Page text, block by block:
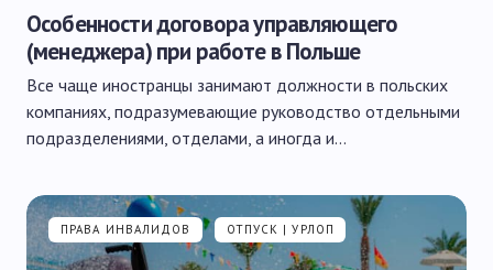
Особенности договора управляющего
(менеджера) при работе в Польше
Все чаще иностранцы занимают должности в польских
компаниях, подразумевающие руководство отдельными
подразделениями, отделами, а иногда и…
ПРАВА ИНВАЛИДОВ ОТПУСК | УРЛОП